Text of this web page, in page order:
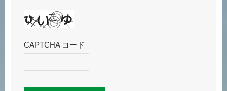
CAPTCHA コード